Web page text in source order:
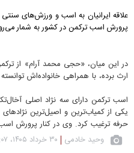
علاقه ایرانیان به اسب و ورزش‌های
پرورش اسب ترکمن در کشور به شمار
ارث برده، با همراهی خانواده‌اش
اسب ترکمن دارای سه نژاد اصلی
یکی از کمیاب‌ترین و اصیل‌ترین
حرفه ترغیب کرد. وی در کنار پرورش
وحید خادمی ۳۰ خرداد ۱۴۰۵، ۱۳:۰۷